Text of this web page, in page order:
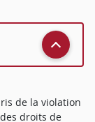
de la violation
droits de